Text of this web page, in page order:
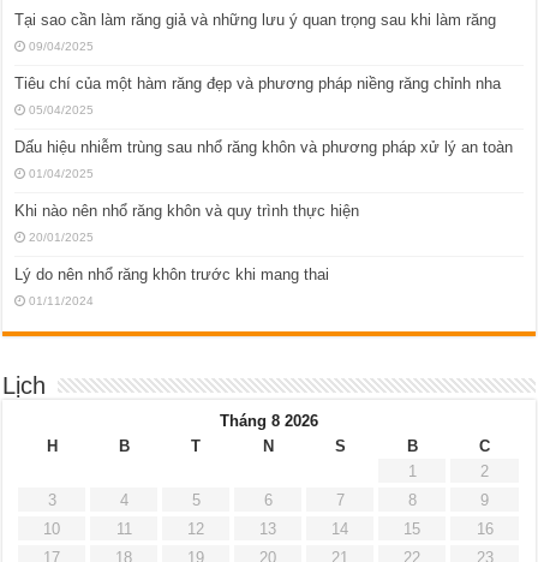
Tại sao cần làm răng giả và những lưu ý quan trọng sau khi làm răng
09/04/2025
Tiêu chí của một hàm răng đẹp và phương pháp niềng răng chỉnh nha
05/04/2025
Dấu hiệu nhiễm trùng sau nhổ răng khôn và phương pháp xử lý an toàn
01/04/2025
Khi nào nên nhổ răng khôn và quy trình thực hiện
20/01/2025
Lý do nên nhổ răng khôn trước khi mang thai
01/11/2024
Lịch
Tháng 8 2026
H
B T N S B
C
1
2
3
4 5 6 7 8
9
10
11 12 13 14 15
16
17
18 19 20 21 22 23